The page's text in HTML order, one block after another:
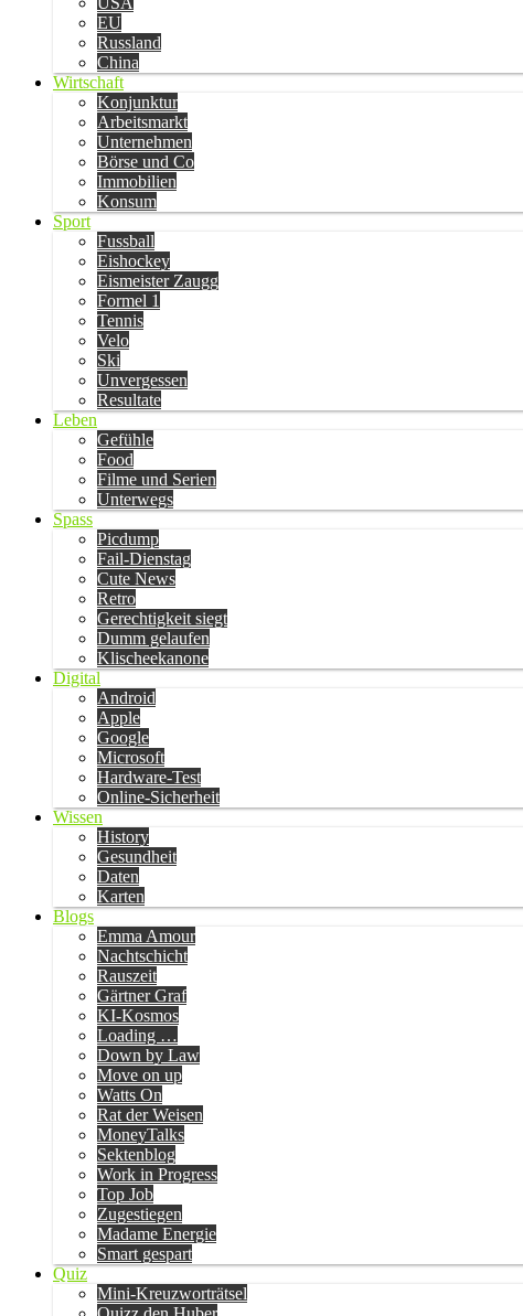
EU
Russland
China
Wirtschaft
Konjunktur
Arbeitsmarkt
Unternehmen
Börse und Co
Immobilien
Konsum
Sport
Fussball
Eishockey
Eismeister Zaugg
Formel 1
Tennis
Velo
Ski
Unvergessen
Resultate
Leben
Gefühle
Food
Filme und Serien
Unterwegs
Spass
Picdump
Fail-Dienstag
Cute News
Retro
Gerechtigkeit siegt
Dumm gelaufen
Klischeekanone
Digital
Android
Apple
Google
Microsoft
Hardware-Test
Online-Sicherheit
Wissen
History
Gesundheit
Daten
Karten
Blogs
Emma Amour
Nachtschicht
Rauszeit
Gärtner Graf
KI-Kosmos
Loading …
Down by Law
Move on up
Watts On
Rat der Weisen
MoneyTalks
Sektenblog
Work in Progress
Top Job
Zugestiegen
Madame Energie
Smart gespart
Quiz
Mini-Kreuzworträtsel